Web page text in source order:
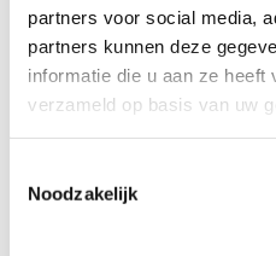
partners voor social media,
partners kunnen deze
informatie die u aan ze
verzameld op basis van uw
Noodzakelijk